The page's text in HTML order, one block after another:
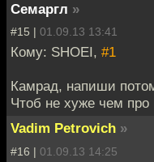
Семаргл »
#15 | 01.09.13 13:41
Кому: SHOEI, #1
Камрад, напиши
Чтоб не хуже чем
Vadim Petrovich »
#16 | 01.09.13 14:25